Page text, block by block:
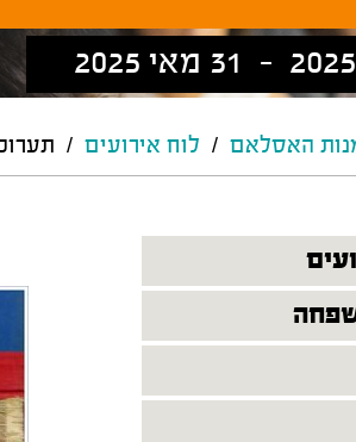
האסלאם / לוח אירועים /